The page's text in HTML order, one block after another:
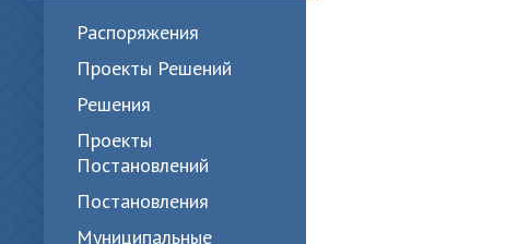
Распоряжения
Проекты Решений
Решения
Проекты
Постановлений
Постановления
Муниципальные